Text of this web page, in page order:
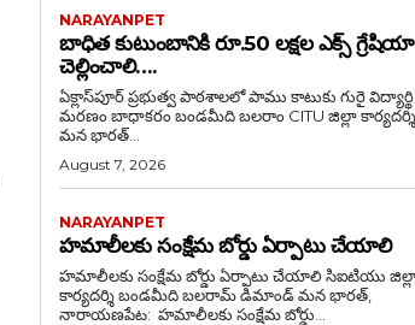
NARAYANPET
బాధిత కుటుంబానికి రూ.50 లక్షల ఎక్స్ గ్రేషియా
చెల్లించాలి….
ఏక్లాస్‌పూర్ ప్రభుత్వ పాఠశాలలో పాము కాటుకు గురై విద్యార్థి
మరణం బాధాకరం బండమీది బలరాం CITU జిల్లా కార్యదర్శి
మన భారత్...
August 7, 2026
NARAYANPET
హమాలీలకు సంక్షేమ బోర్డు ఏర్పాటు చేయాలి
హమాలీలకు సంక్షేమ బోర్డు ఏర్పాటు చేయాలి సిఐటియు జిల్లా
కార్యదర్శి బండమీది బలరామ్ డిమాండ్ మన భారత్,
నారాయణపేట: హమాలీలకు సంక్షేమ బోర్డు...